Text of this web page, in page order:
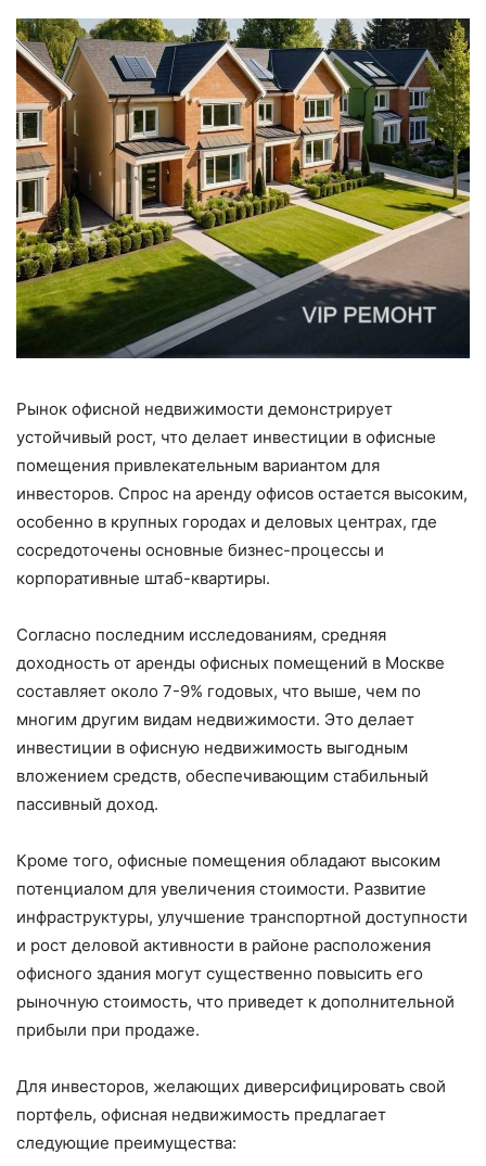
Рынок офисной недвижимости демонстрирует
устойчивый рост, что делает инвестиции в офисные
помещения привлекательным вариантом для
инвесторов. Спрос на аренду офисов остается высоким,
особенно в крупных городах и деловых центрах, где
сосредоточены основные бизнес-процессы и
корпоративные штаб-квартиры.
Согласно последним исследованиям, средняя
доходность от аренды офисных помещений в Москве
составляет около 7-9% годовых, что выше, чем по
многим другим видам недвижимости. Это делает
инвестиции в офисную недвижимость выгодным
вложением средств, обеспечивающим стабильный
пассивный доход.
Кроме того, офисные помещения обладают высоким
потенциалом для увеличения стоимости. Развитие
инфраструктуры, улучшение транспортной доступности
и рост деловой активности в районе расположения
офисного здания могут существенно повысить его
рыночную стоимость, что приведет к дополнительной
прибыли при продаже.
Для инвесторов, желающих диверсифицировать свой
портфель, офисная недвижимость предлагает
следующие преимущества: